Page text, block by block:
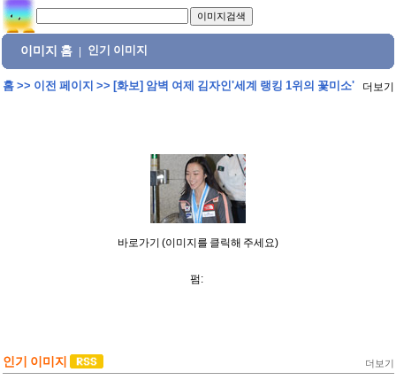
이미지 홈 인기 이미지
홈>> 이전 페이지 >> [화보] 암벽 여제 김자인'세계 랭킹 1위의 꽃미소' 더보기
바로가기 (이미지를 클릭해 주세요)
펌:
인기 이미지 더보기